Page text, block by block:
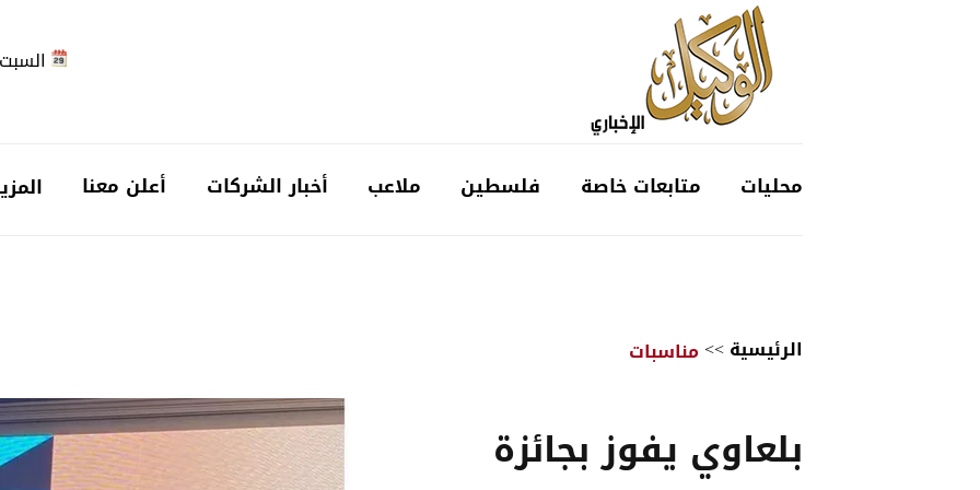
السبت 2026-
محليات متابعات خاصة فلسطين ملاعب أخبار الشركات أعلن معنا
الرئيسية>>مناسبات
بلعاوي يفوز بجائزة